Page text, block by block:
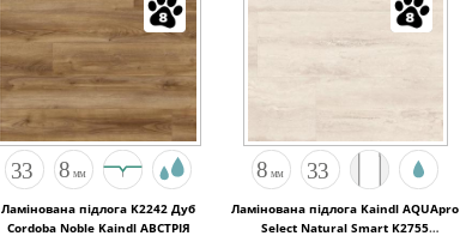
Ламінована підлога K2242 Дуб
Cordoba Noble Kaindl АВСТРІЯ
Ламінована підлога Kaindl AQUApro
Select Natural Smart K2755